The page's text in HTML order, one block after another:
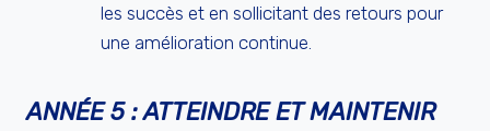
les succès et en sollicitant des retours pour
une amélioration continue.
ANNÉE 5 : ATTEINDRE ET MAINTENIR